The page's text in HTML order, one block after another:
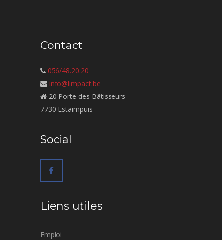
Contact
056/48.20.20
info@limpact.be
20 Porte des Bâtisseurs
7730 Estaimpuis
Social
Liens utiles
Emploi